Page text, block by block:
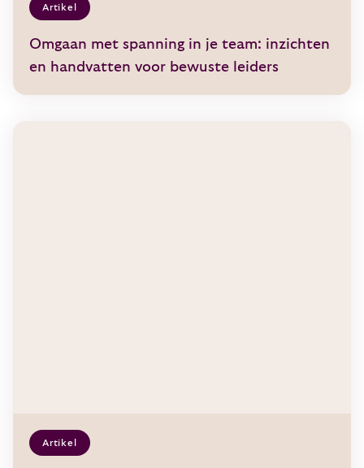
Artikel
Omgaan met spanning in je team: inzichten
en handvatten voor bewuste leiders
Artikel